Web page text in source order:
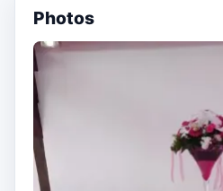
Photos